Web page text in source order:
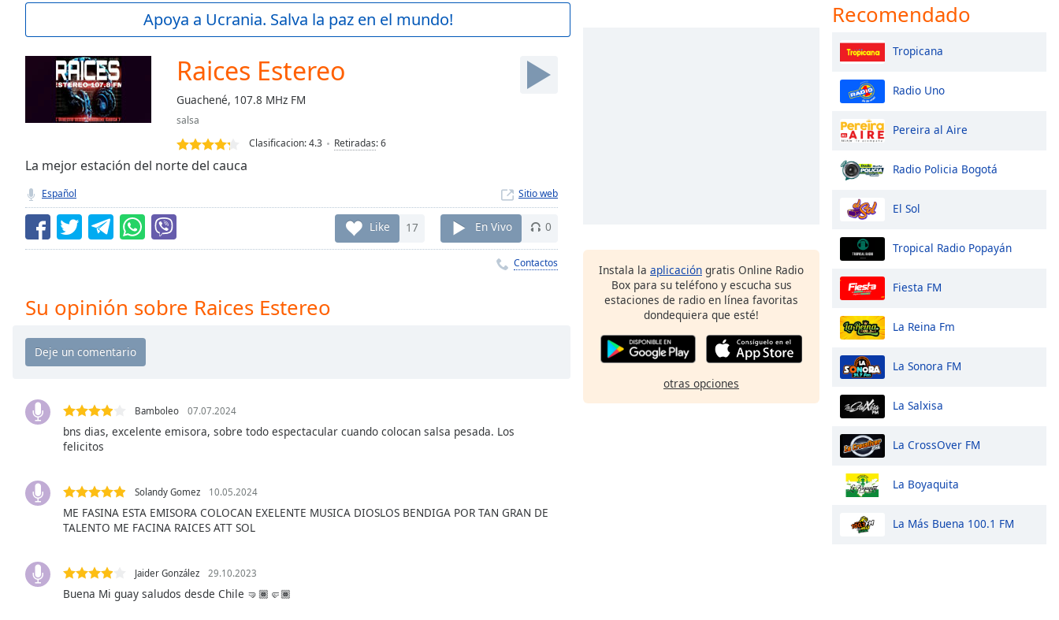
Current
Duration-:-
Stream
Seek to
currently
behind
LIVE
Remaining
Time-
Playback
Chapters
Descriptions
descriptions
selected
settings
opens
subtitles
Apoya a Ucrania. Salva la paz en el mundo!
Raices Estereo
Guachené, 107.8 MHz FM
salsa
Clasificacion:4.3 Retiradas:6
La mejor estación del norte del cauca
Español Sitio web
Like 17 En Vivo 0
Contactos
Su opinión sobre Raices Estereo
Bamboleo 07.07.2024
bns dias, excelente emisora, sobre todo espectacular cuando colocan salsa pesada. Los
felicitos
Solandy Gomez 10.05.2024
ME FASINA ESTA EMISORA COLOCAN EXELENTE MUSICA DIOSLOS BENDIGA POR TAN GRAN DE
TALENTO ME FACINA RAICES ATT SOL
Jaider González 29.10.2023
Buena Mi guay saludos desde Chile 🤜🏾🤛🏾
Instala la aplicación gratis Online Radio
Box para su teléfono y escucha sus
estaciones de radio en línea favoritas
dondequiera que esté!
otras opciones
Recomendado
Tropicana
Radio Uno
Pereira al Aire
Radio Policia Bogotá
El Sol
Tropical Radio Popayán
Fiesta FM
La Reina Fm
La Sonora FM
La Salxisa
La CrossOver FM
La Boyaquita
La Más Buena 100.1 FM